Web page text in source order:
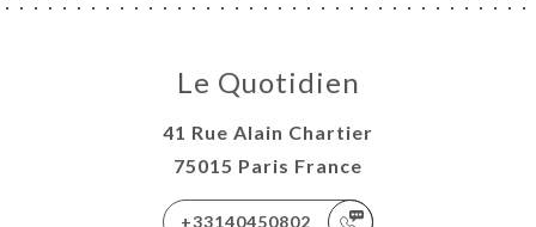
Le Quotidien
41 Rue Alain Chartier
75015 Paris France
+33140450802